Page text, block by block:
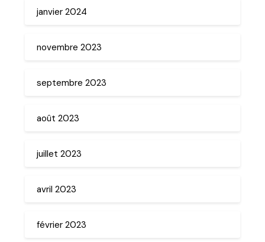
janvier 2024
novembre 2023
septembre 2023
août 2023
juillet 2023
avril 2023
février 2023